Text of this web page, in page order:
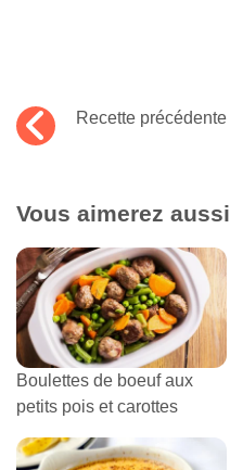
Recette précédente
Vous aimerez aussi
Boulettes de boeuf aux
petits pois et carottes